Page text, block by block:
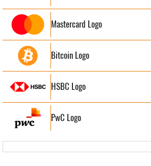
Mastercard Logo
Bitcoin Logo
HSBC Logo
PwC Logo